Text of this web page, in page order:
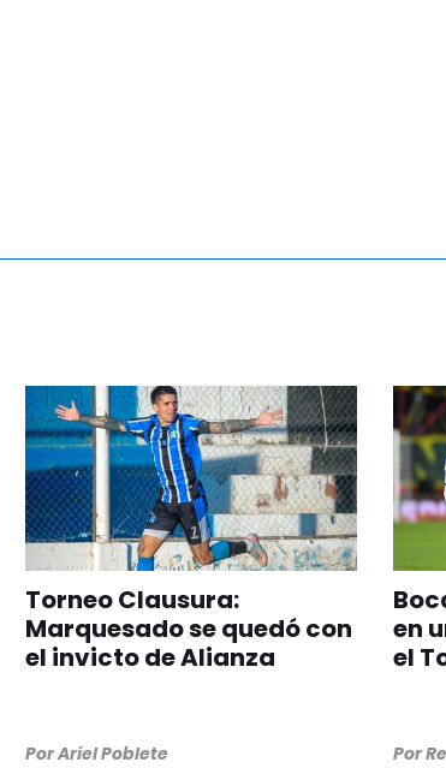
Torneo Clausura:
Marquesado se quedó con
el invicto de Alianza
PorAriel Poblete
en
el
Por